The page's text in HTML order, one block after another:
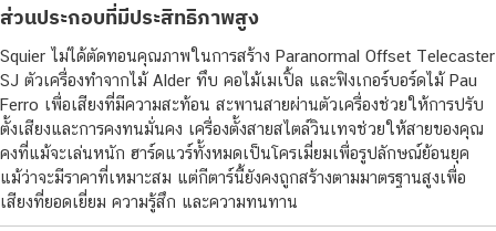
ส่วนประกอบที่มีประสิทธิภาพสูง
Squier ไม่ได้ตัดทอนคุณภาพในการสร้าง Paranormal Offset Telecaster
SJ ตัวเครื่องทำจากไม้ Alder ทึบ คอไม้เมเปิ้ล และฟิงเกอร์บอร์ดไม้ Pau
Ferro เพื่อเสียงที่มีความสะท้อน สะพานสายผ่านตัวเครื่องช่วยให้การปรับ
ตั้งเสียงและการคงทนมั่นคง เครื่องตั้งสายสไตล์วินเทจช่วยให้สายของคุณ
คงที่แม้จะเล่นหนัก ฮาร์ดแวร์ทั้งหมดเป็นโครเมี่ยมเพื่อรูปลักษณ์ย้อนยุค
แม้ว่าจะมีราคาที่เหมาะสม แต่กีตาร์นี้ยังคงถูกสร้างตามมาตรฐานสูงเพื่อ
เสียงที่ยอดเยี่ยม ความรู้สึก และความทนทาน